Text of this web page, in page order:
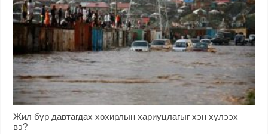
Жил бүр давтагдах хохирлын хариуцлагыг хэн хүлээх
вэ?